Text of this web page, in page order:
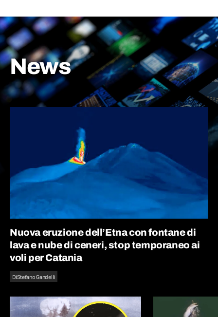
News
Nuova eruzione dell’Etna con fontane di
lava e nube di ceneri, stop temporaneo ai
voli per Catania
DiStefano Gandelli